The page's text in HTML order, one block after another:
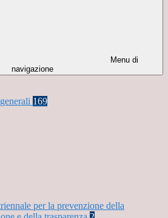
Menu di
navigazione
169
per la prevenzione della